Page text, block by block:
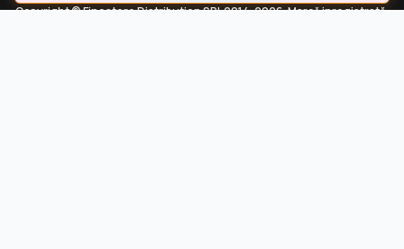
Copyright © Finestore Distribution SRL 2014-2026. Marcă inregistrată.